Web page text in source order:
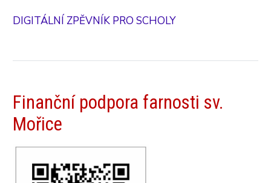
DIGITÁLNÍ ZPĚVNÍK PRO SCHOLY
Finanční podpora farnosti sv.
Mořice